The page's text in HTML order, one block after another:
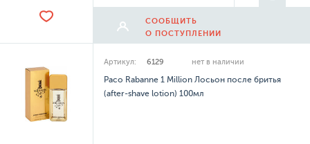
СООБЩИТЬ
О ПОСТУПЛЕНИИ
Артикул: 6129 нет в наличии
Paco Rabanne 1 Million Лосьон после бритья
(after-shave lotion) 100мл